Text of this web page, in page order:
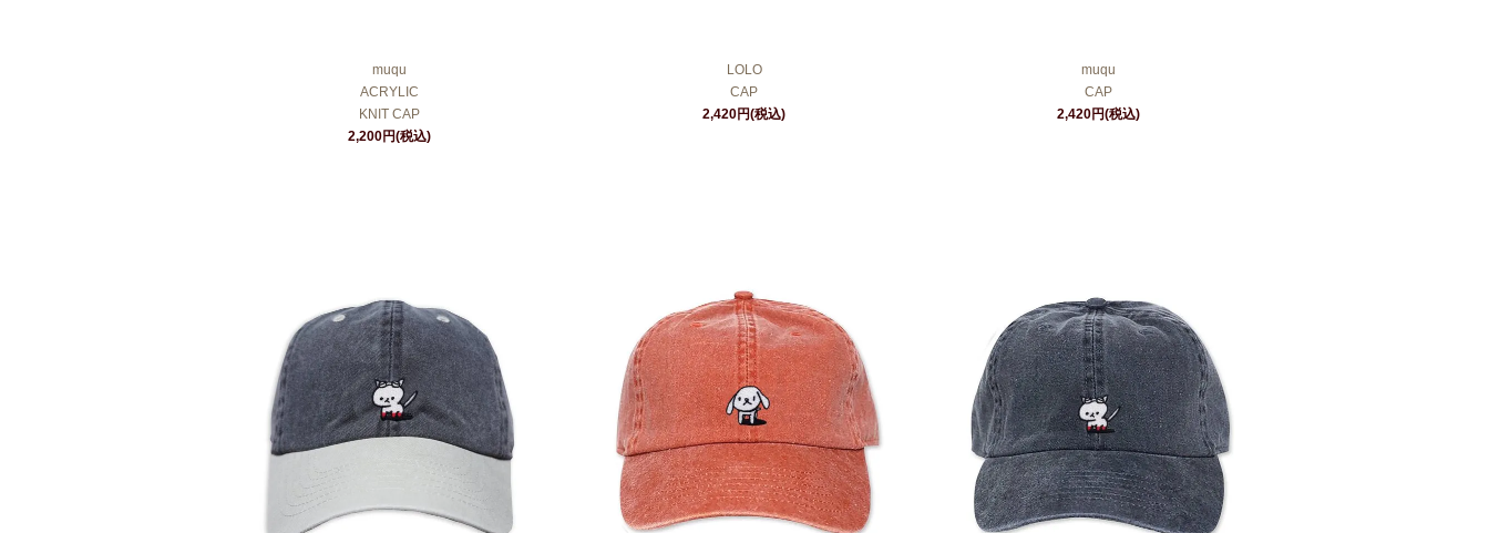
muqu
ACRYLIC
KNIT CAP
2,200円(税込)
LOLO
CAP
2,420円(税込)
muqu
CAP
2,420円(税込)